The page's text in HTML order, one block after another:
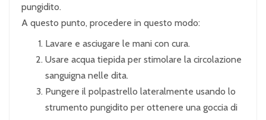
pungidito.
A questo punto, procedere in questo modo:
Lavare e asciugare le mani con cura.
Usare acqua tiepida per stimolare la circolazione
sanguigna nelle dita.
Pungere il polpastrello lateralmente usando lo
strumento pungidito per ottenere una goccia di